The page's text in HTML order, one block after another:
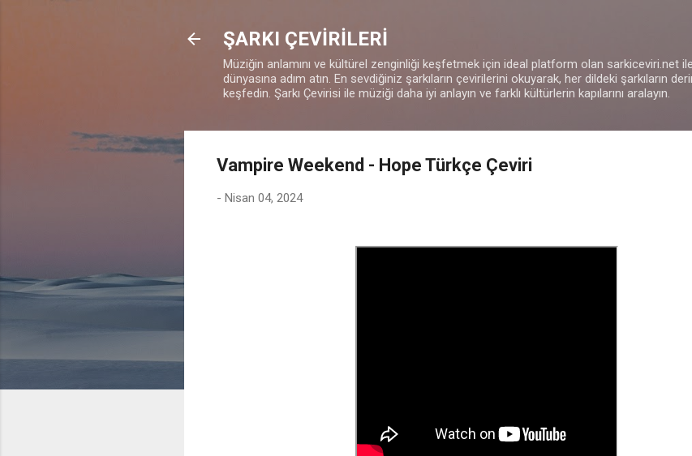
ŞARKI ÇEVİRİLERİ
Müziğin anlamını ve kültürel zenginliği keşfetmek için ideal platform olan sarkiceviri.net
dünyasına adım atın. En sevdiğiniz şarkıların çevirilerini okuyarak, her dildeki şarkıların
keşfedin. Şarkı Çevirisi ile müziği daha iyi anlayın ve farklı kültürlerin kapılarını aralayın.
Vampire Weekend - Hope Türkçe Çeviri
- Nisan 04, 2024